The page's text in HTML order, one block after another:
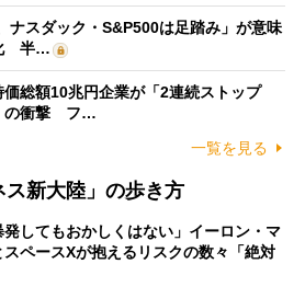
ナスダック・S&P500は足踏み」が意味
半…
価総額10兆円企業が「2連続ストップ
の衝撃 フ…
一覧を見る
新大陸」の歩き方
発してもおかしくはない」イーロン・マ
スペースXが抱えるリスクの数々「絶対